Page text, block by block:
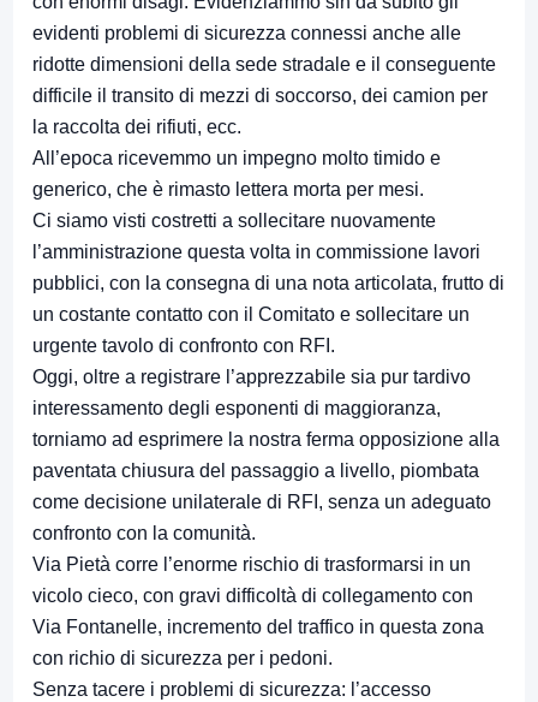
evidenti problemi di sicurezza connessi anche alle
ridotte dimensioni della sede stradale e il conseguente
difficile il transito di mezzi di soccorso, dei camion per
la raccolta dei rifiuti, ecc.
All’epoca ricevemmo un impegno molto timido e
generico, che è rimasto lettera morta per mesi.
Ci siamo visti costretti a sollecitare nuovamente
l’amministrazione questa volta in commissione lavori
pubblici, con la consegna di una nota articolata, frutto di
un costante contatto con il Comitato e sollecitare un
urgente tavolo di confronto con RFI.
Oggi, oltre a registrare l’apprezzabile sia pur tardivo
interessamento degli esponenti di maggioranza,
torniamo ad esprimere la nostra ferma opposizione alla
paventata chiusura del passaggio a livello, piombata
come decisione unilaterale di RFI, senza un adeguato
confronto con la comunità.
Via Pietà corre l’enorme rischio di trasformarsi in un
vicolo cieco, con gravi difficoltà di collegamento con
Via Fontanelle, incremento del traffico in questa zona
con richio di sicurezza per i pedoni.
Senza tacere i problemi di sicurezza: l’accesso